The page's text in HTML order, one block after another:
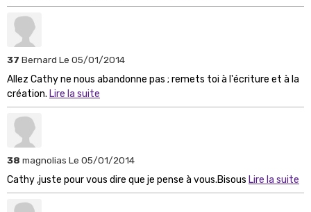
37 Bernard Le 05/01/2014
Allez Cathy ne nous abandonne pas ; remets toi à l'écriture et à la
création. Lire la suite
38 magnolias Le 05/01/2014
Cathy ,juste pour vous dire que je pense à vous.Bisous Lire la suite